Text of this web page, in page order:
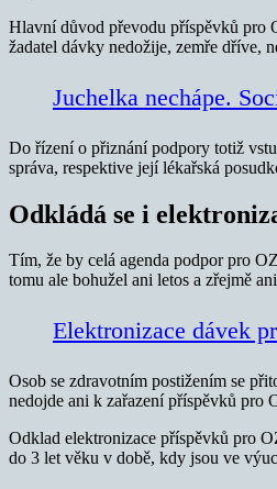
Hlavní důvod převodu příspěvků pro
žadatel dávky nedožije, zemře dříve,
Juchelka nechápe.
Do řízení o přiznání podpory totiž
správa, respektive její lékařská
Odkládá se i
Tím, že by celá agenda podpor pro
tomu ale bohužel ani letos a zřejmě
Elektronizace dávek
Osob se zdravotním postižením se
nedojde ani k zařazení příspěvků pro
Odklad elektronizace příspěvků pro
do 3 let věku v době, kdy jsou ve